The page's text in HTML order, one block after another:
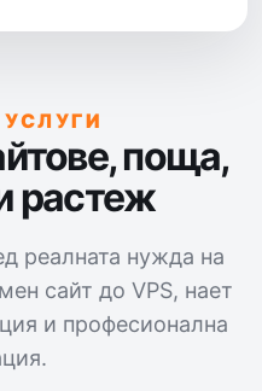
поща,
растеж
реалната нужда на
сайт до VPS, нает
и професионална